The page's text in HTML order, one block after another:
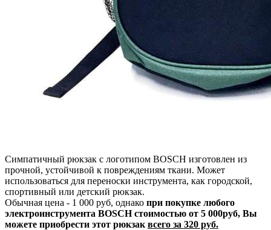
Симпатичный рюкзак с логотипом BOSCH изготовлен из
прочной, устойчивой к повреждениям ткани. Может
использоваться для переноски инструмента, как городской,
спортивный или детский рюкзак.
Обычная цена - 1 000 руб, однако при покупке любого
электроинструмента BOSCH стоимостью от 5 000руб, Вы
можете приобрести этот рюкзак всего за 320 руб.